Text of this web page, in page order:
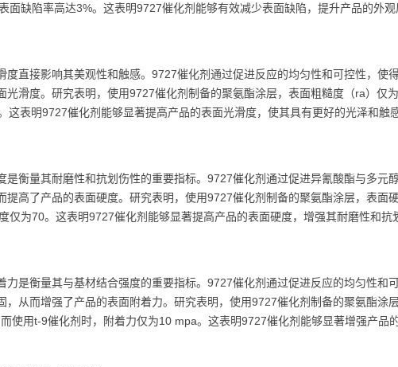
面缺陷率高达3%。这表明9727催化剂能够有效减少表面缺陷，提升产品的外观
度直接影响其美观性和触感。9727催化剂通过促进反应的均匀性和可控性，使
光滑度。研究表明，使用9727催化剂制备的聚氨酯涂层，表面粗糙度（ra）仅
这表明9727催化剂能够显著提高产品的表面光滑度，使其具有更好的光泽和触感
是衡量其耐磨性和抗划伤性的重要指标。9727催化剂通过促进异氰酸酯与多元
提高了产品的表面硬度。研究表明，使用9727催化剂制备的聚氨酯涂层，表面
仅为70。这表明9727催化剂能够显著提高产品的表面硬度，增强其耐磨性和抗
力是衡量其与基材结合强度的重要指标。9727催化剂通过促进反应的均匀性和
，从而增强了产品的表面附着力。研究表明，使用9727催化剂制备的聚氨酯涂
使用t-9催化剂时，附着力仅为10 mpa。这表明9727催化剂能够显著增强产品